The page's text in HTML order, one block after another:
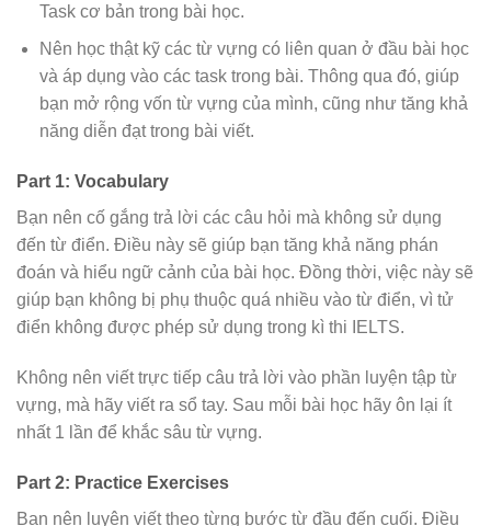
Task cơ bản trong bài học.
Nên học thật kỹ các từ vựng có liên quan ở đầu bài học
và áp dụng vào các task trong bài. Thông qua đó, giúp
bạn mở rộng vốn từ vựng của mình, cũng như tăng khả
năng diễn đạt trong bài viết.
Part 1: Vocabulary
Bạn nên cố gắng trả lời các câu hỏi mà không sử dụng
đến từ điển. Điều này sẽ giúp bạn tăng khả năng phán
đoán và hiểu ngữ cảnh của bài học. Đồng thời, việc này sẽ
giúp bạn không bị phụ thuộc quá nhiều vào từ điển, vì tử
điển không được phép sử dụng trong kì thi IELTS.
Không nên viết trực tiếp câu trả lời vào phần luyện tập từ
vựng, mà hãy viết ra sổ tay. Sau mỗi bài học hãy ôn lại ít
nhất 1 lần để khắc sâu từ vựng.
Part 2: Practice Exercises
Bạn nên luyện viết theo từng bước từ đầu đến cuối. Điều